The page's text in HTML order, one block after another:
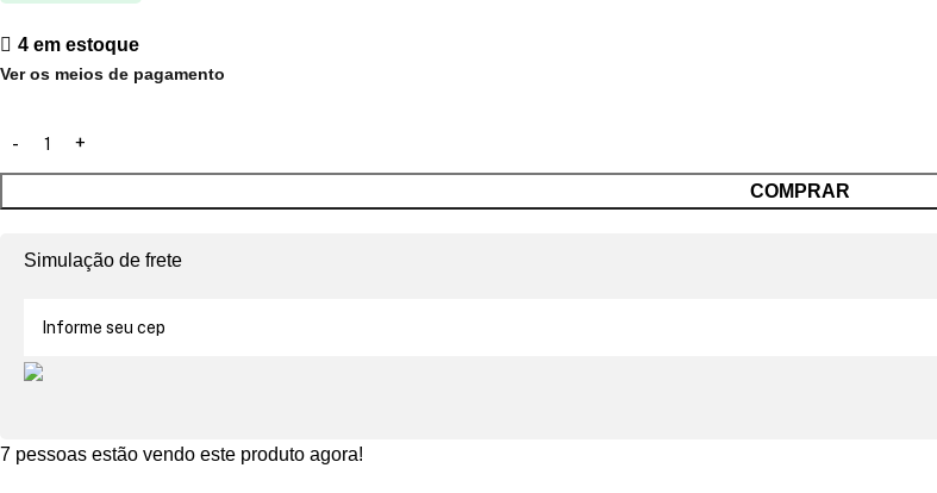
4 em estoque
Ver os meios de pagamento
COMPRAR
Simulação de frete
7 pessoas estão vendo este produto agora!